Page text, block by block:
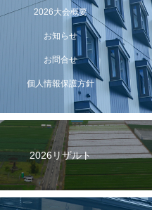
Luminaオンラインガイドツア
2026大会概要
お知らせ
お問合せ
個人情報保護方針
2026リザルト